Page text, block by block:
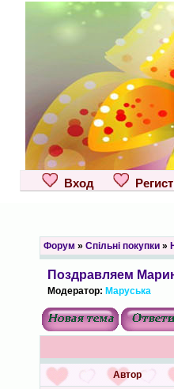
Вход
Форум » Спільні покупки»
Поздравляем
Модератор: Маруська
Автор